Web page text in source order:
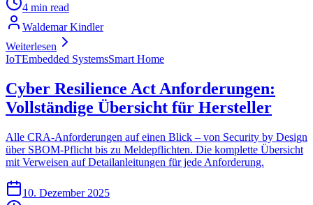
4 min read
Waldemar Kindler
Weiterlesen
IoTEmbedded SystemsSmart Home
Cyber Resilience Act Anforderungen:
Vollständige Übersicht für Hersteller
Alle CRA-Anforderungen auf einen Blick – von Security by Design
über SBOM-Pflicht bis zu Meldepflichten. Die komplette Übersicht
mit Verweisen auf Detailanleitungen für jede Anforderung.
10. Dezember 2025